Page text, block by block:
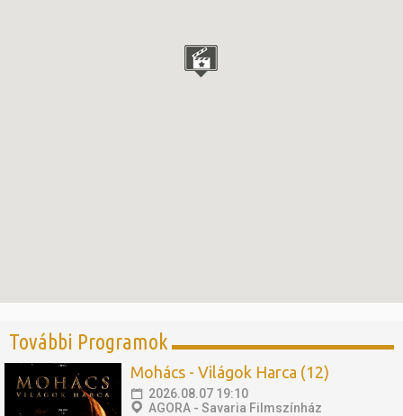
További Programok
Mohács - Világok Harca (12)
2026.08.07 19:10
AGORA - Savaria Filmszínház